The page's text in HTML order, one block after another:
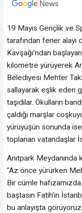
19 Mayıs Gençlik ve
tarafından fener alayı
Kavşağı’ndan
kilometre yürüyerek
Belediyesi Mehter
sallayarak eşlik eden
taşıdılar. Okulların
çaldığı marşlar
yürüyüşün sonunda
toplanan vatandaşlar
Anıtpark Meydanında
“Az önce yürürken
Bir cümle
baştasın Fatih’in
bu anlayışta